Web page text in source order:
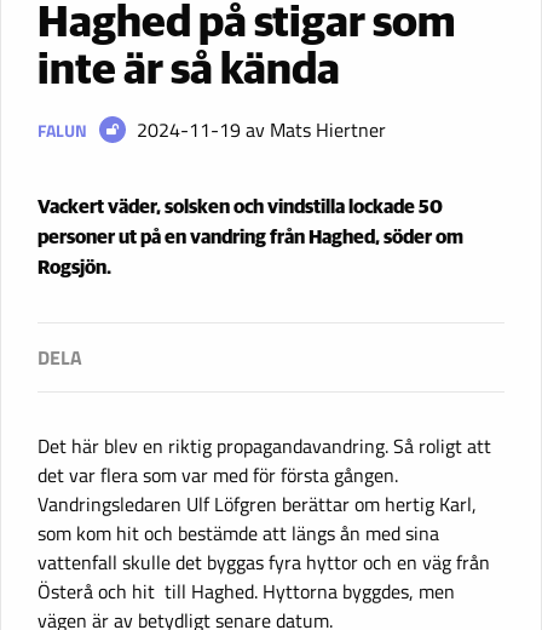
Haghed på stigar som
inte är så kända
FALUN 2024-11-19av Mats Hiertner
Vackert väder, solsken och vindstilla lockade 50
personer ut på en vandring från Haghed, söder om
Rogsjön.
Det här blev en riktig propagandavandring. Så roligt att
det var flera som var med för första gången.
Vandringsledaren Ulf Löfgren berättar om hertig Karl,
som kom hit och bestämde att längs ån med sina
vattenfall skulle det byggas fyra hyttor och en väg från
Österå och hit till Haghed. Hyttorna byggdes, men
vägen är av betydligt senare datum.